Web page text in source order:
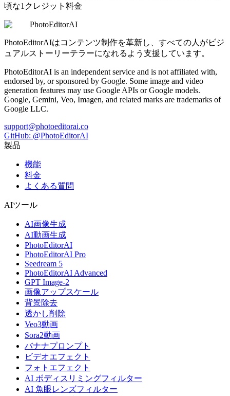
頃な1クレジット料金
PhotoEditorAI
PhotoEditorAIはコンテンツ制作を革新し、すべての人がビジ
ュアルストーリーテラーになれるよう支援しています。
PhotoEditorAI is an independent service and is not affiliated with,
endorsed by, or sponsored by Google. Some image and video
generation features may use Google APIs or Google models.
Google, Gemini, Veo, Imagen, and related marks are trademarks of
Google LLC.
support@photoeditorai.co
GitHub: @PhotoEditorAI
製品
機能
料金
よくある質問
AIツール
AI画像生成
AI動画生成
PhotoEditorAI
PhotoEditorAI Pro
Seedream 5
PhotoEditorAI Advanced
GPT Image-2
画像アップスケール
背景除去
透かし削除
Veo3動画
Sora2動画
バナナプロンプト
ビデオエフェクト
フォトエフェクト
AI ボディスリミングフィルター
AI 魚眼レンズフィルター